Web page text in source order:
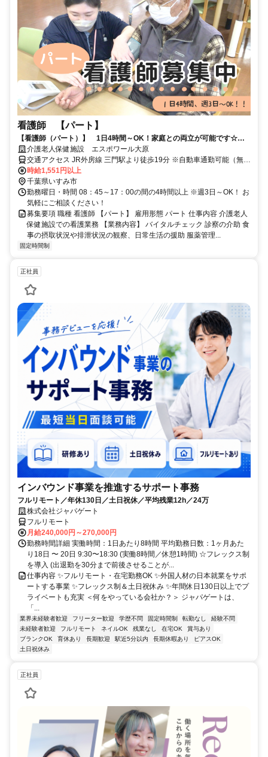
看護師 【パート】
【看護師（パート）】 1日4時間～OK！家庭との両立が可能です☆幅
広い年代のスタッフが活躍中！
介護老人保健施設 エスポワール大原
交通アクセス JR外房線 三門駅より徒歩19分 ※自動車通勤可能（無料
駐車場完備）
時給1,551円以上
千葉県いすみ市
勤務曜日・時間 08：45～17：00の間の4時間以上 ※週3日～OK！ お
気軽にご相談ください！
募集要項 職種 看護師 【パート】 雇用形態 パート 仕事内容 介護老人
保健施設での看護業務 【業務内容】 バイタルチェック 診察の介助 食
事の摂取状況や排泄状況の観察、日常生活の援助 服薬管理...
固定時間制
正社員
インバウンド事業を推進するサポート事務
フルリモート／年休130日／土日祝休／平均残業12h／24万
株式会社ジャパゲート
フルリモート
月給240,000円～270,000円
勤務時間詳細 実働時間：1日あたり8時間 平均勤務日数：1ヶ月あた
り18日 〜 20日 9:30〜18:30 (実働8時間／休憩1時間) ☆フレックス制
を導入 (出退勤を30分まで前後させることが...
仕事内容 ✨フルリモート・在宅勤務OK ✨外国人材の日本就業をサポ
ートする事業 ✨フレックス制＆土日祝休み ✨年間休日130日以上でプ
ライベートも充実 ＜何をやっている会社か？＞ ジャパゲートは、
「...
業界未経験者歓迎 フリーター歓迎 学歴不問 固定時間制 転勤なし
経験不問
未経験者歓迎
フルリモート ネイルOK 残業なし 在宅OK
賞与あり
ブランクOK
育休あり 長期歓迎 駅近5分以内 長期休暇あり
ピアスOK
土日祝休み
正社員